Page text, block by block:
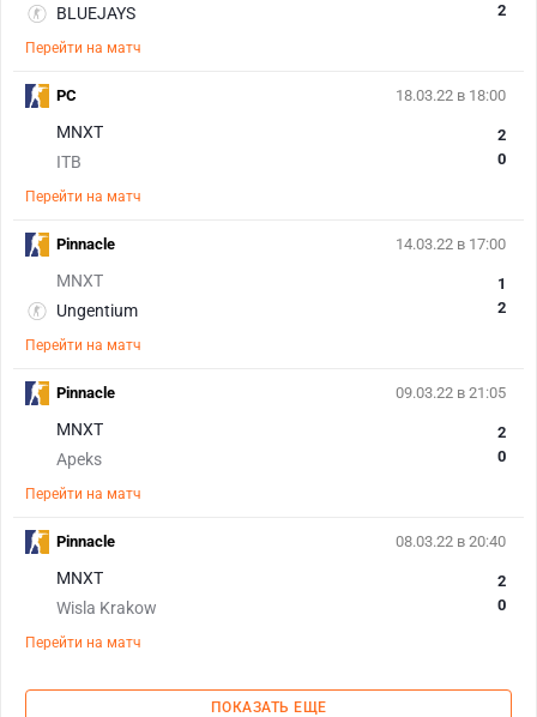
BLUEJAYS 2
Перейти на матч
18.03.22 в 18:00
MNXT
ITB
2
0
Перейти на матч
PC
14.03.22 в 17:00
MNXT
Ungentium
1
2
Перейти на матч
Pinnacle
09.03.22 в 21:05
MNXT
Apeks
2
0
Перейти на матч
Pinnacle
08.03.22 в 20:40
MNXT
Wisla Krakow
2
0
Перейти на матч
Pinnacle
ПОКАЗАТЬ ЕЩЕ